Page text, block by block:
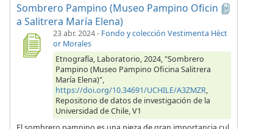
Sombrero Pampino (Museo Pampino Oficin
a Salitrera María Elena)
23 abr. 2024- Fondo y colección Vestimenta Héct
or Morales
Etnografía, Laboratorio, 2024, "Sombrero
Pampino (Museo Pampino Oficina Salitrera
María Elena)",
https://doi.org/10.34691/UCHILE/A3ZMZR,
Repositorio de datos de investigación de la
Universidad de Chile, V1